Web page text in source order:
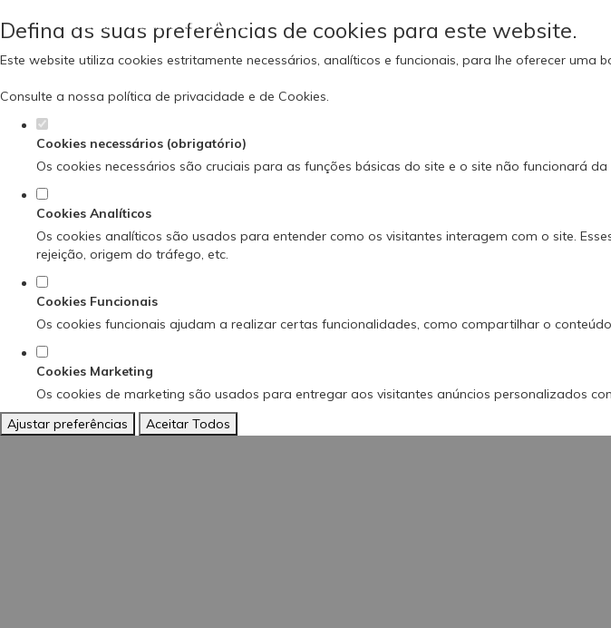
Defina as suas preferências de cookies para este website.
Este website utiliza cookies estritamente necessários, analíticos e funcionais, para lhe oferecer
Consulte a nossa política de privacidade e de Cookies.
Cookies necessários (obrigatório)
Os cookies necessários são cruciais para as funções básicas do site e o site não funcionará
Cookies Analíticos
Os cookies analíticos são usados para entender como os visitantes interagem com o site.
rejeição, origem do tráfego, etc.
Cookies Funcionais
Os cookies funcionais ajudam a realizar certas funcionalidades, como compartilhar o
Cookies Marketing
Os cookies de marketing são usados para entregar aos visitantes anúncios personalizados
Ajustar preferências
Aceitar Todos